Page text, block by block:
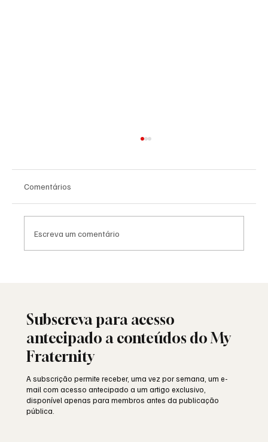
Comentários
Escreva um comentário
Subscreva para acesso
antecipado a conteúdos do My
Fraternity
A subscrição permite receber, uma vez por semana, um e-
mail com acesso antecipado a um artigo exclusivo,
disponível apenas para membros antes da publicação
pública.